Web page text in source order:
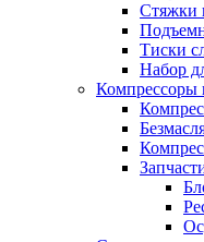
Стяжки
Тиски
Набор
Компрессоры